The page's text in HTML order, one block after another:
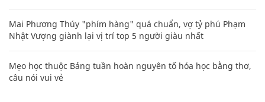
Mai Phương Thúy "phím hàng" quá chuẩn, vợ tỷ phú Phạm
Nhật Vượng giành lại vị trí top 5 người giàu nhất
Mẹo học thuộc Bảng tuần hoàn nguyên tố hóa học bằng thơ,
câu nói vui vẻ